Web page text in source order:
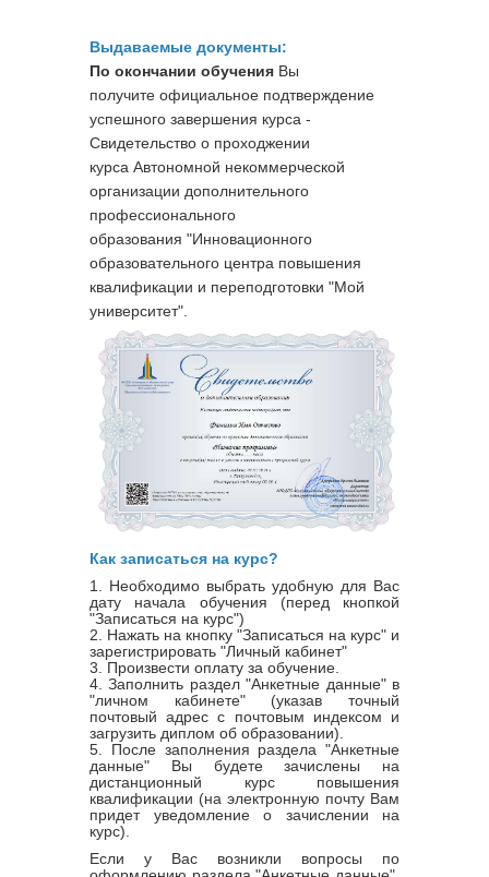
Выдаваемые документы:
По окончании обучения Вы
получите официальное подтверждение
успешного завершения курса -
Свидетельство о проходжении
курса Автономной некоммерческой
организации дополнительного
профессионального
образования "Инновационного
образовательного центра повышения
квалификации и переподготовки "Мой
университет".
Как записаться на курс?
1. Необходимо выбрать удобную для Вас
дату начала обучения (перед кнопкой
"Записаться на курс")
2. Нажать на кнопку "Записаться на курс" и
зарегистрировать "Личный кабинет"
3. Произвести оплату за обучение.
4. Заполнить раздел "Анкетные данные" в
"личном кабинете" (указав точный
почтовый адрес с почтовым индексом и
загрузить диплом об образовании).
5. После заполнения раздела "Анкетные
данные" Вы будете зачислены на
дистанционный курс повышения
квалификации (на электронную почту Вам
придет уведомление о зачислении на
курс).
Если у Вас возникли вопросы по